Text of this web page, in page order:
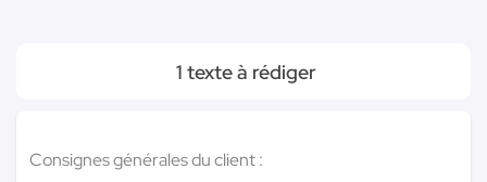
1 texte à rédiger
Consignes générales du client :